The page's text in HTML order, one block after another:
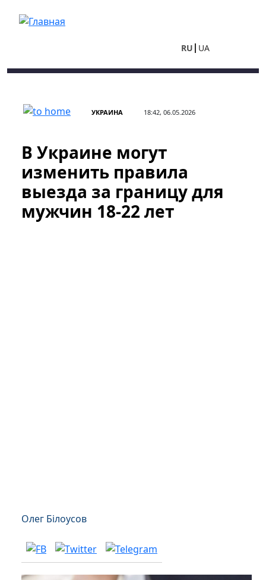
RU UA
УКРАИНА 18:42, 06.05.2026
В Украине могут
изменить правила
выезда за границу для
мужчин 18-22 лет
Олег Білоусов